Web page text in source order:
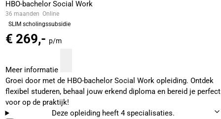
HBO-bachelor Social Work
36 maanden Online
SLIM scholingssubsidie
€ 269,- p/m
Meer informatie
Groei door met de HBO-bachelor Social Work opleiding. Ontdek
flexibel studeren, behaal jouw erkend diploma en bereid je perfect
voor op de praktijk!
Deze opleiding heeft 4 specialisaties.